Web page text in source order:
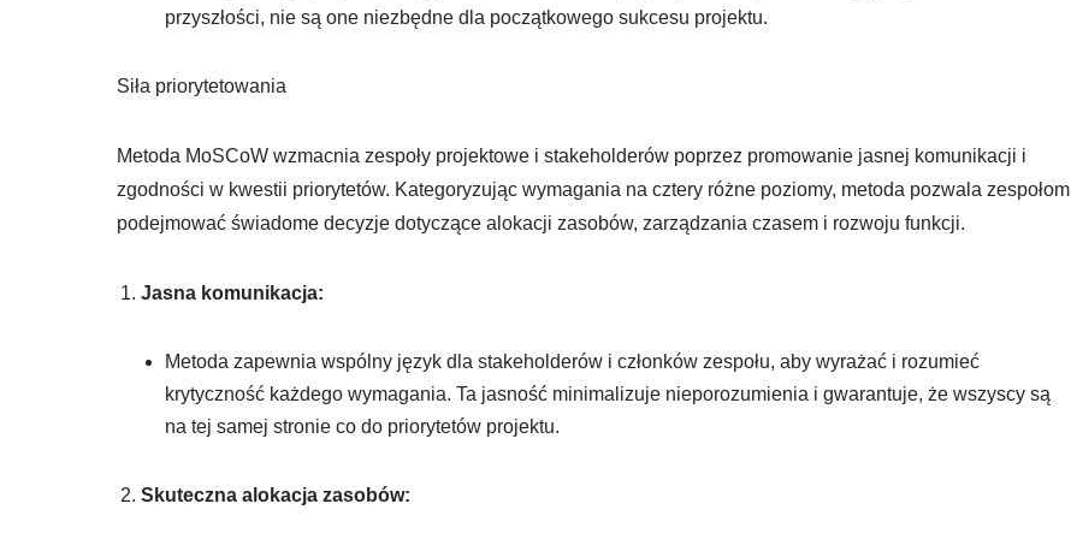
przyszłości, nie są one niezbędne dla początkowego sukcesu projektu.
Siła priorytetowania
Metoda MoSCoW wzmacnia zespoły projektowe i stakeholderów poprzez promowanie jasnej komunikacji i
zgodności w kwestii priorytetów. Kategoryzując wymagania na cztery różne poziomy, metoda pozwala zespołom
podejmować świadome decyzje dotyczące alokacji zasobów, zarządzania czasem i rozwoju funkcji.
Jasna komunikacja:
Metoda zapewnia wspólny język dla stakeholderów i członków zespołu, aby wyrażać i rozumieć
krytyczność każdego wymagania. Ta jasność minimalizuje nieporozumienia i gwarantuje, że wszyscy są
na tej samej stronie co do priorytetów projektu.
Skuteczna alokacja zasobów: